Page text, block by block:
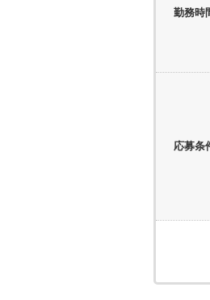
勤務時
応募条